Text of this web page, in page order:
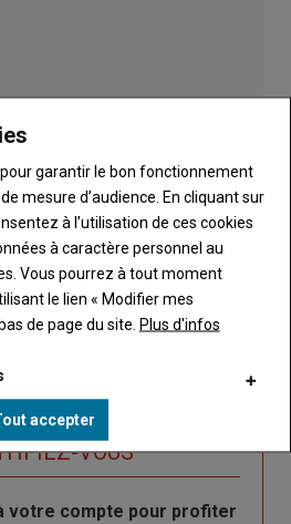
Publicité
êtes abonné(e)
VOUS
votre compte pour profiter
garantir le bon fonctionnement
mesure d’audience. En cliquant sur
à l’utilisation de ces cookies
à caractère personnel au
Vous pourrez à tout moment
le lien « Modifier mes
de page du site. Plus d'infos
accepter